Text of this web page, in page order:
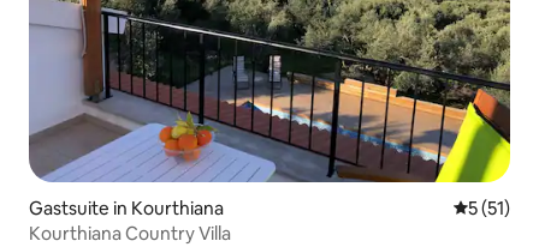
Gastsuite in Kourthiana
5 (51)
Kourthiana Country Villa